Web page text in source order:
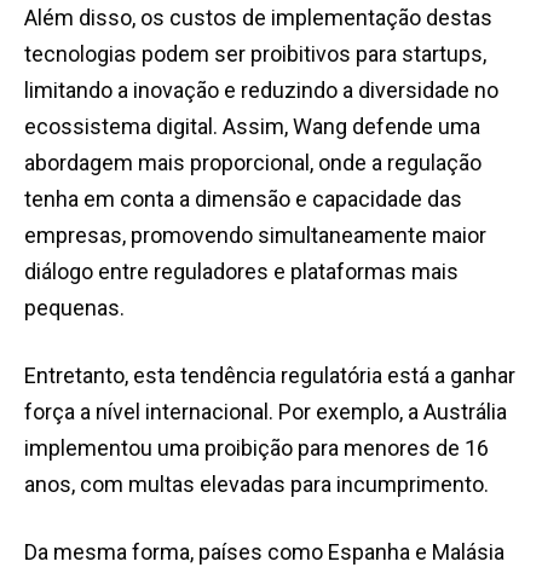
Além disso, os custos de implementação destas
tecnologias podem ser proibitivos para startups,
limitando a inovação e reduzindo a diversidade no
ecossistema digital. Assim, Wang defende uma
abordagem mais proporcional, onde a regulação
tenha em conta a dimensão e capacidade das
empresas, promovendo simultaneamente maior
diálogo entre reguladores e plataformas mais
pequenas.
Entretanto, esta tendência regulatória está a ganhar
força a nível internacional. Por exemplo, a Austrália
implementou uma proibição para menores de 16
anos, com multas elevadas para incumprimento.
Da mesma forma, países como Espanha e Malásia